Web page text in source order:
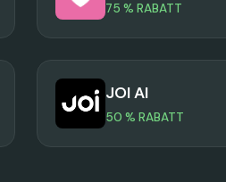
75 % RABATT
JOI AI
50 % RABATT